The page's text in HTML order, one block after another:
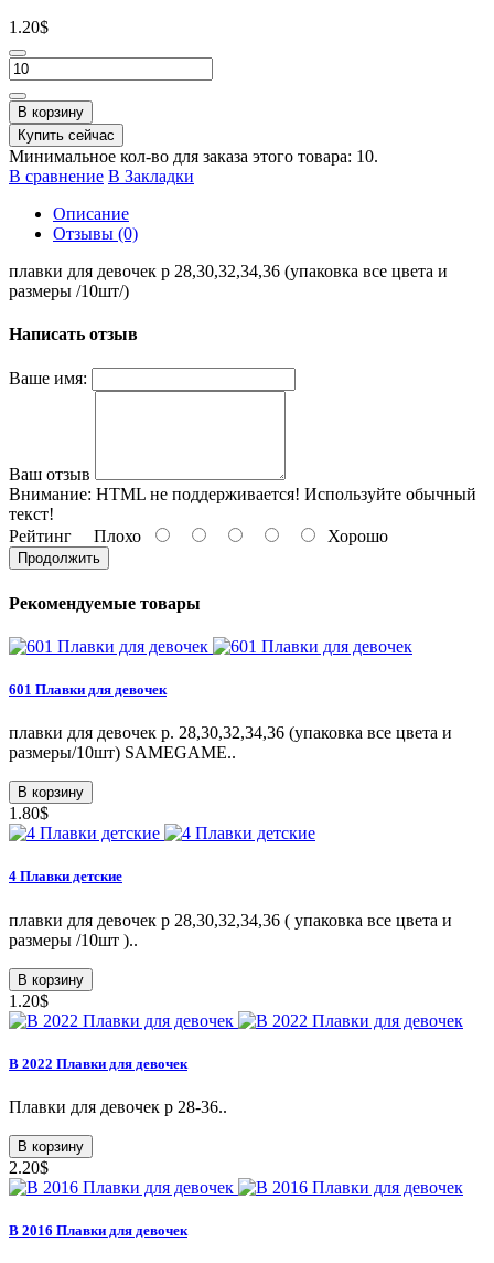
1.20$
В корзину
Купить сейчас
Минимальное кол-во для заказа этого товара: 10.
В сравнение В Закладки
Описание
Отзывы (0)
плавки для девочек р 28,30,32,34,36 (упаковка все цвета и
размеры /10шт/)
Написать отзыв
Ваше имя:
Ваш отзыв
Внимание: HTML не поддерживается! Используйте обычный
текст!
Рейтинг Плохо Хорошо
Продолжить
Рекомендуемые товары
601 Плавки для девочек
плавки для девочек р. 28,30,32,34,36 (упаковка все цвета и
размеры/10шт) SAMEGAME..
В корзину
1.80$
4 Плавки детские
плавки для девочек р 28,30,32,34,36 ( упаковка все цвета и
размеры /10шт )..
В корзину
1.20$
B 2022 Плавки для девочек
Плавки для девочек р 28-36..
В корзину
2.20$
В 2016 Плавки для девочек